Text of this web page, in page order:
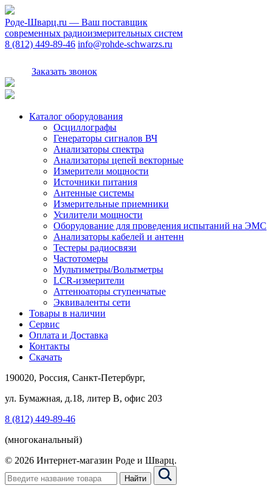
Роде-Шварц.ru — Ваш поставщик
современных радиоизмерительных систем
8 (812) 449-89-46 info@rohde-schwarzs.ru
Заказать звонок
Каталог оборудования
Осциллографы
Генераторы сигналов ВЧ
Анализаторы спектра
Анализаторы цепей векторные
Измерители мощности
Источники питания
Антенные системы
Измерительные приемники
Усилители мощности
Оборудование для проведения испытаний на ЭМС
Анализаторы кабелей и антенн
Тестеры радиосвязи
Частотомеры
Мультиметры/Вольтметры
LCR-измерители
Аттенюаторы ступенчатые
Эквиваленты сети
Товары в наличии
Сервис
Оплата и Доставка
Контакты
Скачать
190020, Россия, Санкт-Петербург,
ул. Бумажная, д.18, литер В, офис 203
8 (812) 449-89-46
(многоканальный)
© 2026 Интернет-магазин Роде и Шварц.
Найти